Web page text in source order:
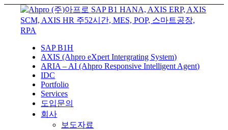
SAP B1H
AXIS (Ahpro eXpert Intergrating System)
ARIA – AI (Ahpro Responsive Intelligent Agent)
IDC
Portfolio
Services
도입문의
회사
보도자료